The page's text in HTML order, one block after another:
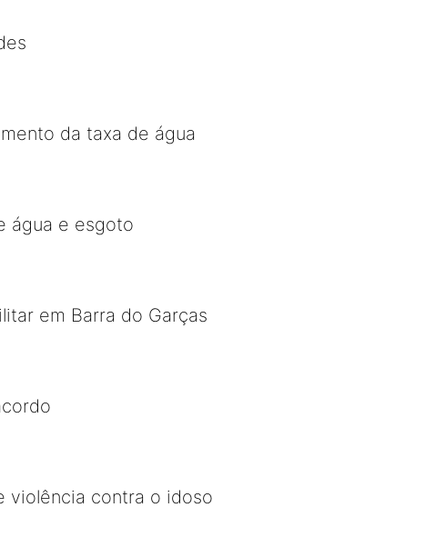
da taxa de água
água e esgoto
em Barra do Garças
violência contra o idoso